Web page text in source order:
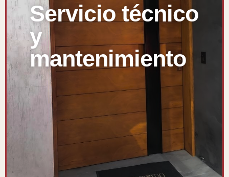
Servicio técnico
y
mantenimiento